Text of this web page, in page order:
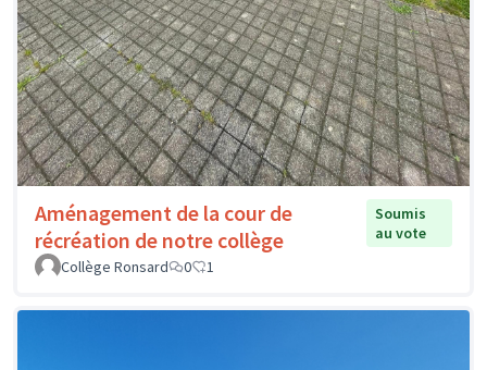
Aménagement de la cour de
récréation de notre collège
Soumis
au vote
Collège Ronsard
0 1